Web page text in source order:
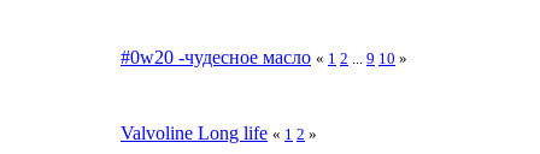
#0w20 -чудесное масло « 1 2 9 10 »
Valvoline Long life « 1 2 »